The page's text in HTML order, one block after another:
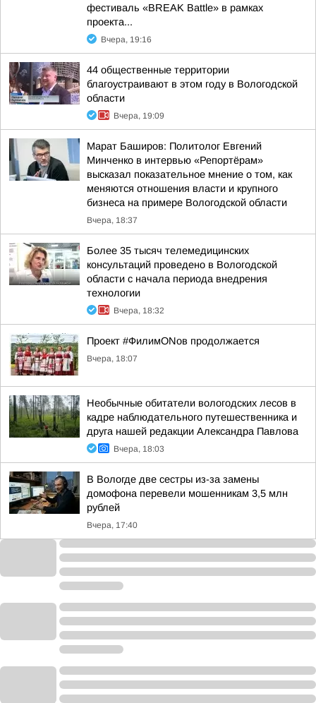
фестиваль «BREAK Battle» в рамках
проекта...
Вчера, 19:16
44 общественные территории
благоустраивают в этом году в Вологодской
области
Вчера, 19:09
Марат Баширов: Политолог Евгений
Минченко в интервью «Репортёрам»
высказал показательное мнение о том, как
меняются отношения власти и крупного
бизнеса на примере Вологодской области
Вчера, 18:37
Более 35 тысяч телемедицинских
консультаций проведено в Вологодской
области с начала периода внедрения
технологии
Вчера, 18:32
Проект #ФилимONов продолжается
Вчера, 18:07
Необычные обитатели вологодских лесов в
кадре наблюдательного путешественника и
друга нашей редакции Александра Павлова
Вчера, 18:03
В Вологде две сестры из-за замены
домофона перевели мошенникам 3,5 млн
рублей
Вчера, 17:40